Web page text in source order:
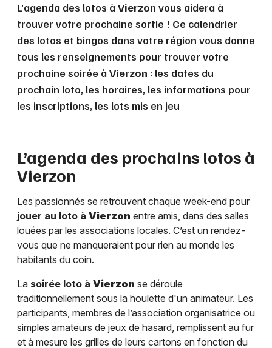
L’agenda des lotos à Vierzon vous aidera à
trouver votre prochaine sortie ! Ce calendrier
des lotos et bingos dans votre région vous donne
tous les renseignements pour trouver votre
prochaine soirée à Vierzon : les dates du
prochain loto, les horaires, les informations pour
les inscriptions, les lots mis en jeu
L’agenda des prochains lotos à
Vierzon
Les passionnés se retrouvent chaque week-end pour
jouer au loto à Vierzon entre amis, dans des salles
louées par les associations locales. C’est un rendez-
vous que ne manqueraient pour rien au monde les
habitants du coin.
La soirée loto à Vierzon se déroule
traditionnellement sous la houlette d'un animateur. Les
participants, membres de l’association organisatrice ou
simples amateurs de jeux de hasard, remplissent au fur
et à mesure les grilles de leurs cartons en fonction du